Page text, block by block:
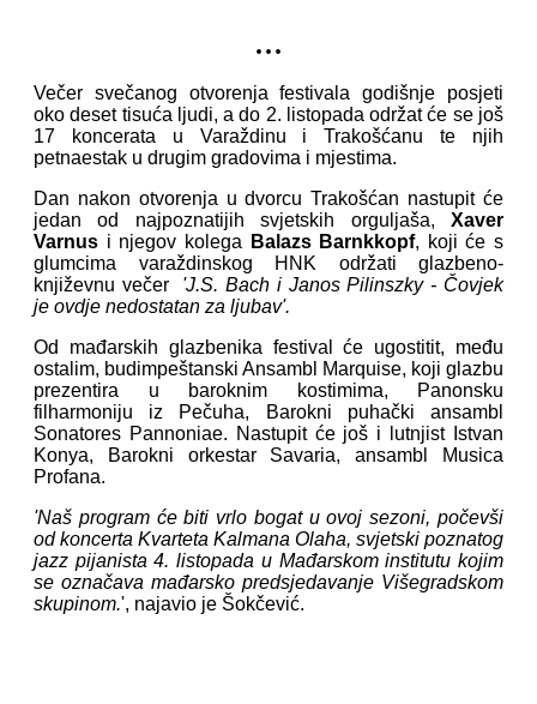
...
Večer svečanog otvorenja festivala godišnje posjeti
oko deset tisuća ljudi, a do 2. listopada održat će se još
17 koncerata u Varaždinu i Trakošćanu te njih
petnaestak u drugim gradovima i mjestima.
Dan nakon otvorenja u dvorcu Trakošćan nastupit će
jedan od najpoznatijih svjetskih orguljaša, Xaver
Varnus i njegov kolega Balazs Barnkkopf, koji će s
glumcima varaždinskog HNK održati glazbeno-
književnu večer 'J.S. Bach i Janos Pilinszky - Čovjek
je ovdje nedostatan za ljubav'.
Od mađarskih glazbenika festival će ugostitit, među
ostalim, budimpeštanski Ansambl Marquise, koji glazbu
prezentira u baroknim kostimima, Panonsku
filharmoniju iz Pečuha, Barokni puhački ansambl
Sonatores Pannoniae. Nastupit će još i lutnjist Istvan
Konya, Barokni orkestar Savaria, ansambl Musica
Profana.
'Naš program će biti vrlo bogat u ovoj sezoni, počevši
od koncerta Kvarteta Kalmana Olaha, svjetski poznatog
jazz pijanista 4. listopada u Mađarskom institutu kojim
se označava mađarsko predsjedavanje Višegradskom
skupinom.', najavio je Šokčević.